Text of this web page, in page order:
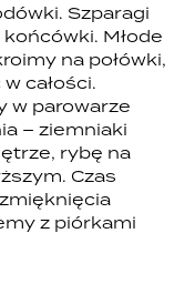
Szparagi
Młode
na połówki,
całości.
w parowarze
– ziemniaki
rybę na
Czas
z piórkami